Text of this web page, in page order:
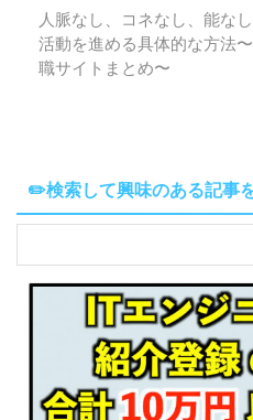
人脈なし、コネなし、能な
活動を進める具体的な方法
職サイトまとめ〜
✏️検索して興味のある記事